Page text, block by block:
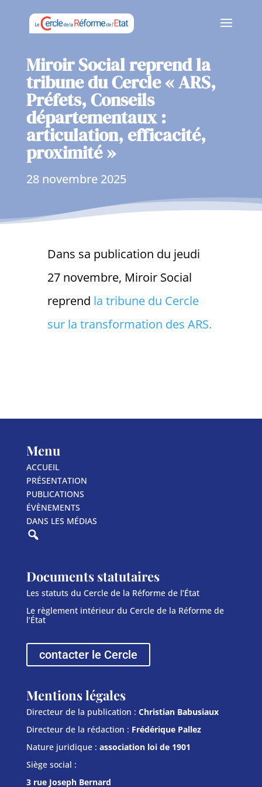
Miroir Social reprend la
tribune du Cercle « ARS,
Préfets, Conseils
départementaux :
articulation, efficacité,
proximité »
28 novembre 2025
Dans sa publication du jeudi
27 novembre, Miroir Social
reprend la tribune du Cercle
sur la transformation des ARS.
Menu
ACCUEIL
PRÉSENTATION
PUBLICATIONS
ÉVÈNEMENTS
DANS LES MÉDIAS
Documents statutaires
Les statuts du Cercle de la Réforme de l’État
Le règlement intérieur du Cercle de la Réforme de
l’État
contacter le Cercle
Mentions légales
Directeur de la publication : Christian Babusiaux
Directeur de la rédaction : Frédérique Pallez
Nature juridique : association loi de 1901
Siège social :
3 rue Joseph Bernard